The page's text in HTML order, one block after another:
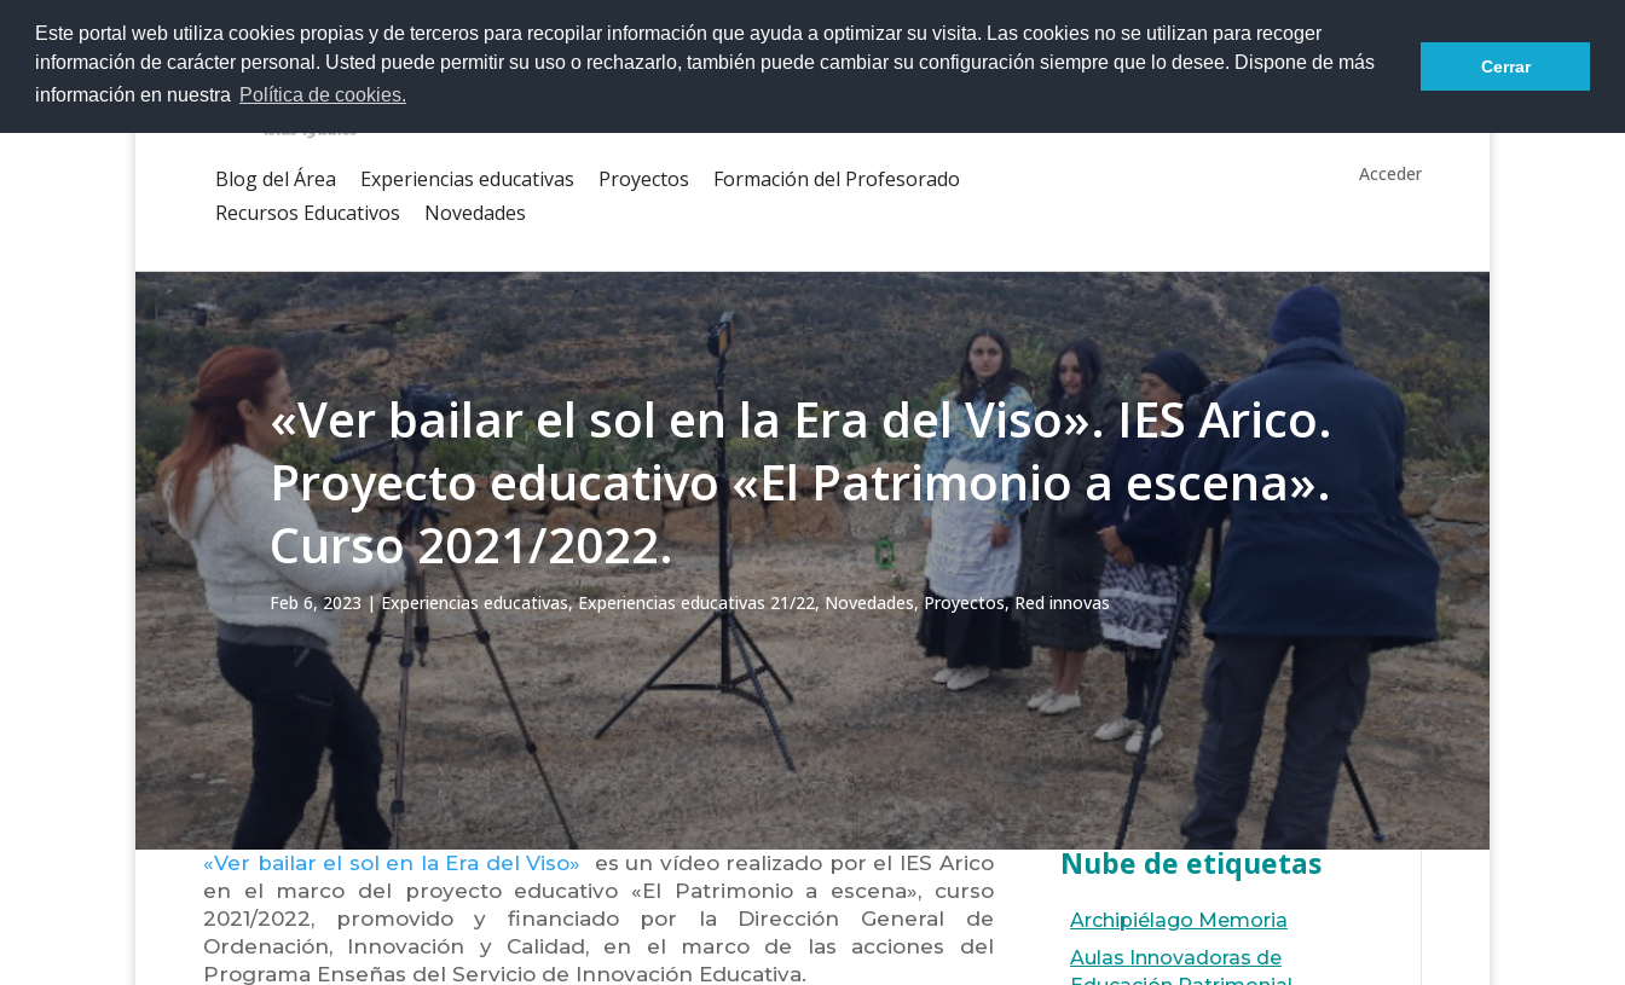
Este portal web utiliza cookies propias y de terceros para recopilar información que ayuda a optimizar su visita. Las cookies no se utilizan para recoger
información de carácter personal. Usted puede permitir su uso o rechazarlo, también puede cambiar su configuración siempre que lo desee. Dispone de más
información en nuestra Política de cookies.
Cerrar
Blog del Área Experiencias educativas Proyectos
Formación del Profesorado
Recursos Educativos
Novedades
Acceder
«Ver bailar el sol en la Era del Viso». IES Arico.
Proyecto educativo «El Patrimonio a escena».
Curso 2021/2022.
Feb 6, 2023|Experiencias educativas,Experiencias educativas 21/22,Novedades,Proyectos,Red innovas
«Ver bailar el sol en la Era del Viso» es un vídeo realizado por el IES Arico
en el marco del proyecto educativo «El Patrimonio a escena», curso
2021/2022, promovido y financiado por la Dirección General de
Ordenación, Innovación y Calidad, en el marco de las acciones del
Programa Enseñas del Servicio de Innovación Educativa.
Nube de etiquetas
Archipiélago Memoria
Aulas Innovadoras de